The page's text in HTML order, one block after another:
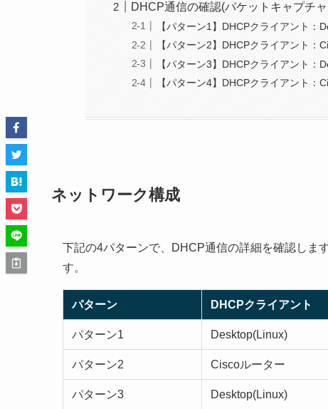
DHCP通信の確認(パケットキャプチ
【パターン1】DHCPクライアント
【パターン2】DHCPクライアント
【パターン3】DHCPクライアント
【パターン4】DHCPクライアント
ネットワーク構成
下記の4パターンで、DHCP通信の詳細を確認しま
す。
パターン DHCPクライアント
パターン1 Desktop(Linux)
パターン2 Ciscoルーター
パターン3 Desktop(Linux)